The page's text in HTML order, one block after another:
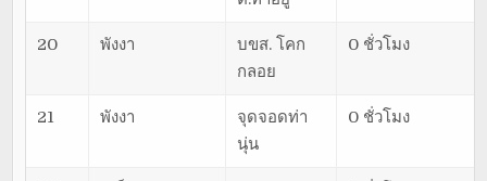
20 พังงา
บขส. โคก
กลอย
0 ชั่วโมง
21 พังงา
จุดจอดท่า
นุ่น
0 ชั่วโมง